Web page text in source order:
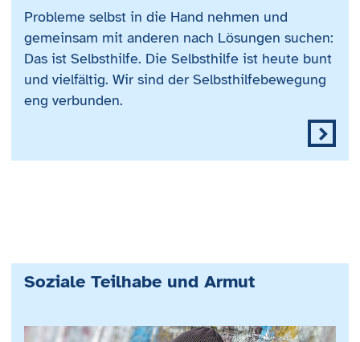
Probleme selbst in die Hand nehmen und
gemeinsam mit anderen nach Lösungen suchen:
Das ist Selbsthilfe. Die Selbsthilfe ist heute bunt
und vielfältig. Wir sind der Selbsthilfebewegung
eng verbunden.
Soziale Teilhabe und Armut